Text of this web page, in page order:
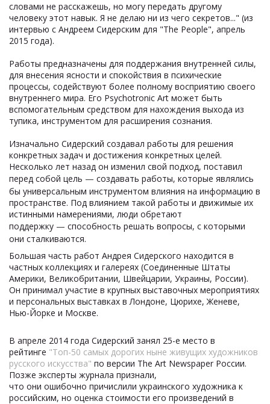
словами не расскажешь, но могу передать другому
человеку этот навык. Я не делаю ни из чего секретов..." (из
интервью с Андреем Сидерским для "The People", апрель
2015 года).
Работы предназначены для поддержания внутренней силы,
для внесения ясности и спокойствия в психические
процессы, содействуют более полному восприятию своего
внутреннего мира. Его Psychotronic Art может быть
вспомогательным средством для нахождения выхода из
тупика, инструментом для расширения сознания.
Изначально Сидерский создавал работы для решения
конкретных задач и достижения конкретных целей.
Несколько лет назад он изменил свой подход, поставил
перед собой цель — создавать работы, которые являлись
бы универсальным инструментом влияния на информацию в
пространстве. Под влиянием такой работы и движимые их
истинными намерениями, люди обретают
поддержку — способность решать вопросы, с которыми
они сталкиваются.
Большая часть работ Андрея Сидерского находится в
частных коллекциях и галереях (Соединенные Штаты
Америки, Великобритании, Швейцарии, Украины, России).
Он принимал участие в крупных выставочных мероприятиях
и персональных выставках в Лондоне, Цюрихе, Женеве,
Нью-Йорке и Москве.
В апреле 2014 года Сидерский занял 25-е место в
рейтинге "Топ-50 самых дорогих ныне живущих художников
русского искусства" по версии The Art Newspaper России.
Позже эксперты журнала признали,
что они ошибочно причислили украинского художника к
российским, но оценка стоимости его произведений в